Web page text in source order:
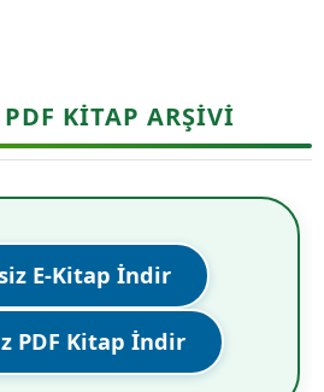
PDF KİTAP ARŞİVİ
E-Kitap İndir
PDF Kitap İndir